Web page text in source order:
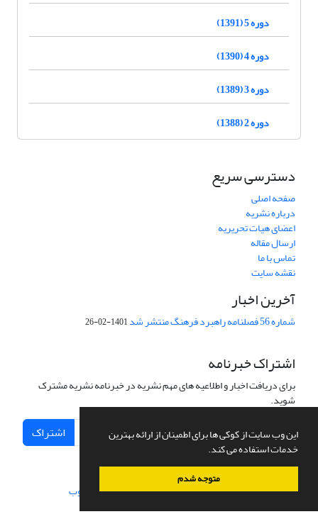
این وب سایت از کوکی ها برای اطمینان از ارائه بهترین
خدمات استفاده می کند.
متوجه شدم
دوره 5 (1391)
دوره 4 (1390)
دوره 3 (1389)
دوره 2 (1388)
دسترسی سریع
صفحه اصلی
درباره نشریه
اعضای هیات تحریریه
ارسال مقاله
تماس با ما
نقشه سایت
آخرین اخبار
شماره 56 فصلنامه راهبرد فرهنگ منتشر شد 1401-02-26
اشتراک خبرنامه
برای دریافت اخبار و اطلاعیه های مهم نشریه در خبرنامه نشریه مشترک
شوید.
اشتراک
سامانه مدیریت نشریات علمی.طراحی و پیاده سازی از سیناوب